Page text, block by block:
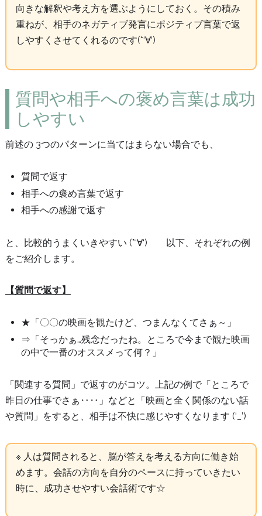
向きな解釈や考え方を選ぶようにしておく。その積み
重ねが、相手のネガティブ発言にポジティブ言葉で返
しやすくさせてくれるのです(*‘∀‘)
質問や相手への褒め言葉は成功
しやすい
前述の 3つのパターンに当てはまらない場合でも、
質問で返す
相手への褒め言葉で返す
相手への感謝で返す
と、比較的うまくいきやすい (*‘∀‘) 以下、それぞれの例
をご紹介します。
【質問で返す】
★「〇〇の映画を観たけど、つまんなくてさぁ～」
⇒「そっかぁ…残念だったね。ところで今まで観た映画
の中で一番のオススメって何？」
「関連する質問」で返すのがコツ。上記の例で「ところで
昨日の仕事でさぁ‥‥」などと「映画と全く関係のない話
や質問」をすると、相手は不快に感じやすくなります (‘_’)
※ 人は質問されると、脳が答えを考える方向に働き始
めます。会話の方向を自分のペースに持っていきたい
時に、成功させやすい会話術です☆